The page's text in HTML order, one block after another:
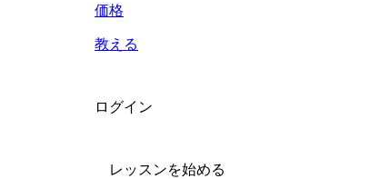
価格
教える
ログイン
レッスンを始める